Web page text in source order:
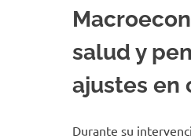
salud y
ajustes en
Durante su